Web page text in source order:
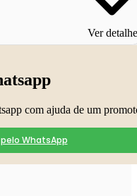
Ver
com ajuda de um
WhatsApp